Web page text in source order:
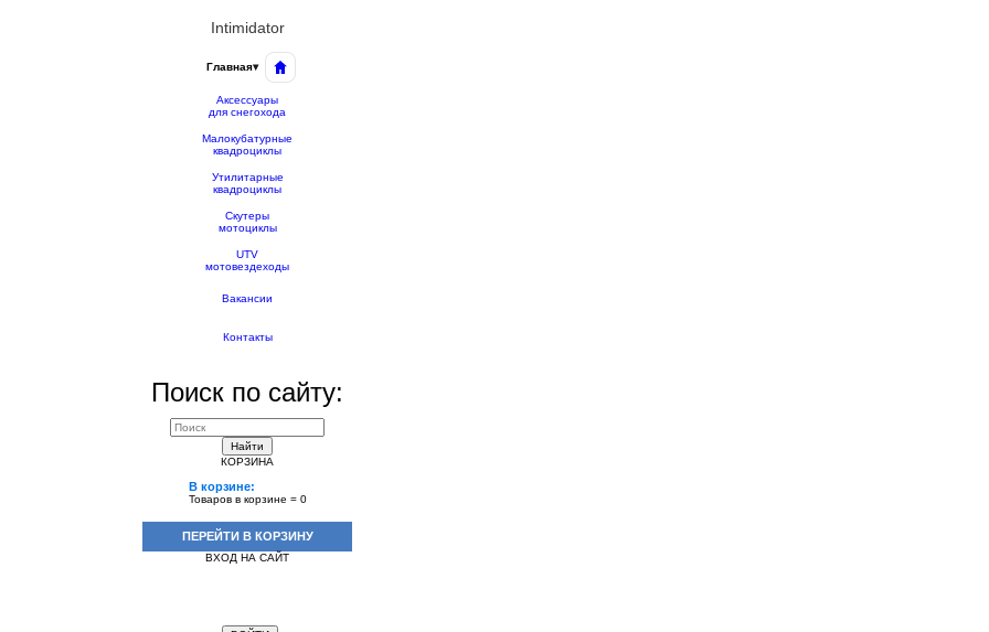
Intimidator
Главная▾
Аксессуары
для снегохода
Малокубатурные
квадроциклы
Утилитарные
квадроциклы
Скутеры
мотоциклы
UTV
мотовездеходы
Вакансии
Контакты
Поиск по сайту:
Найти
КОРЗИНА
В корзине:
Товаров в корзине = 0
ПЕРЕЙТИ В КОРЗИНУ
ВХОД НА САЙТ